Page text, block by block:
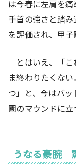
は今春に左肩を
手首の強さと踏
を評価され、甲子
とはいえ、「こ
ま終わりたくな
つ」と、今はバ
園のマウンドに立
うなる豪腕